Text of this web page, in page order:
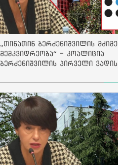
„თინათინ ბერძენიშვილის მძიმე
მემკვიდრეობა“ - კოალიცია
ბერძენიშვილის პირველი ვადის